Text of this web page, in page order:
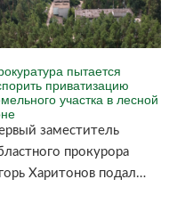
пытается
приватизацию
участка в лесной
заместитель
прокурора
Харитонов подал…